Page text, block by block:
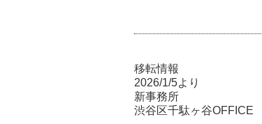
移転情報
2026/1/5より
新事務所
渋谷区千駄ヶ谷OFFICE